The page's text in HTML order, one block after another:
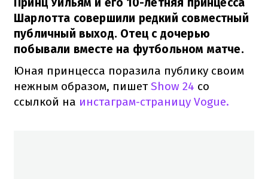
Шарлотта совершили редкий совместный
публичный выход. Отец с дочерью
побывали вместе на футбольном матче.
Юная принцесса поразила публику своим
нежным образом, пишетShow 24 со
ссылкой на инстаграм-страницу Vogue.